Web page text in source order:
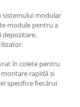
sistemului modular
module pentru a
depozitare,
în colete pentru
rapidă și
specifice fiecărui